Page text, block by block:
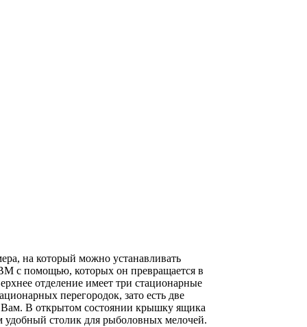
на который можно устанавливать
с помощью, которых он превращается в
отделение имеет три стационарные
перегородок, зато есть две
В открытом состоянии крышку ящика
удобный столик для рыболовных мелочей.